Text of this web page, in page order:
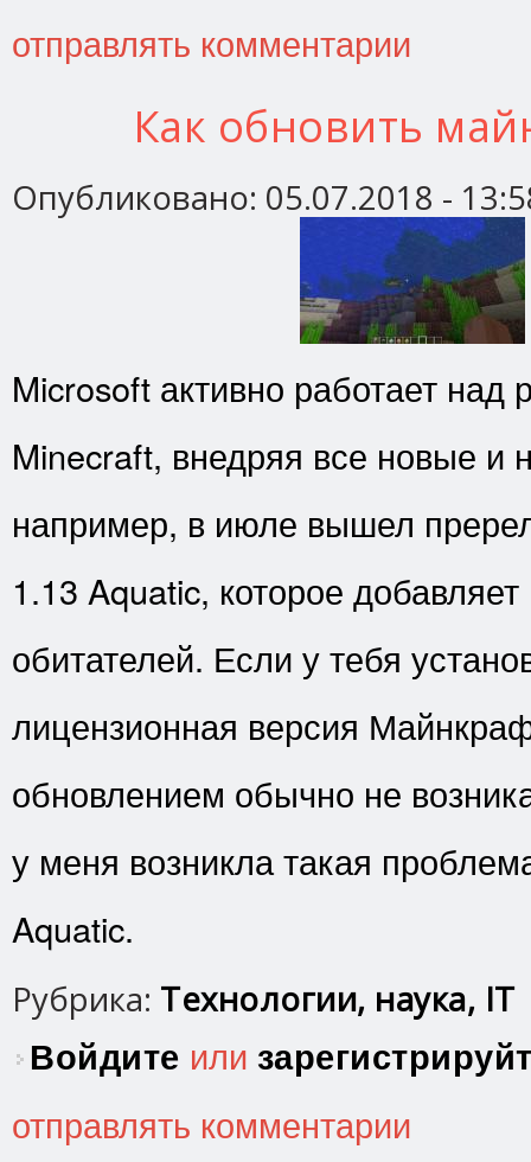
отправлять комментарии
Как обновить
Опубликовано: 05.07.2018 -
Microsoft активно работает над
Minecraft, внедряя все новые и
например, в июле вышел
1.13 Aquatic, которое
обитателей. Если у тебя
лицензионная версия
обновлением обычно не
у меня возникла такая
Aquatic.
Рубрика: Технологии, наука, IT
Войдите или
отправлять комментарии